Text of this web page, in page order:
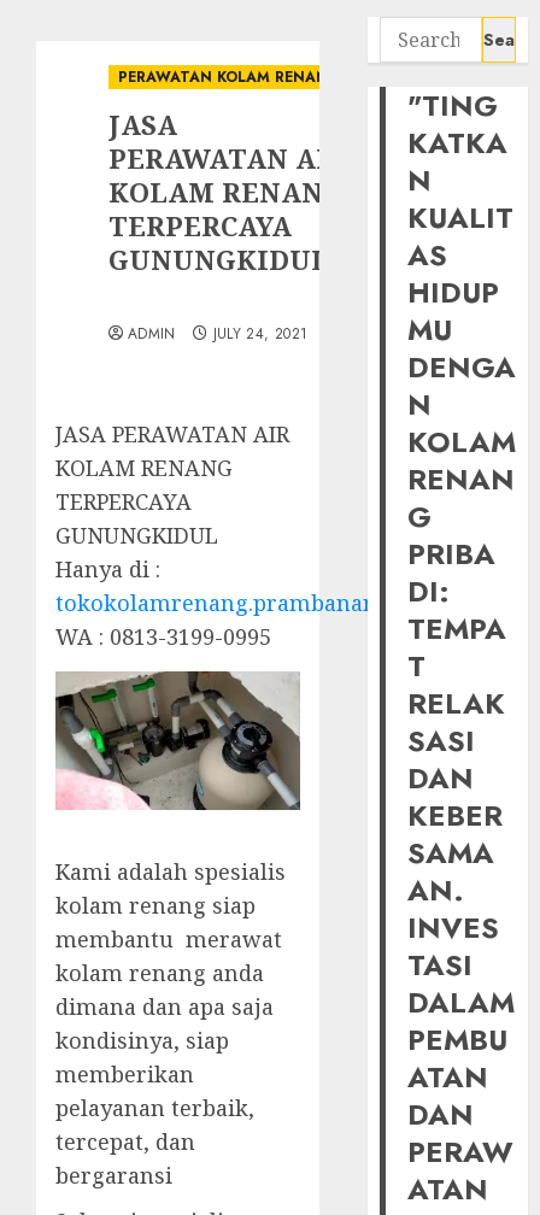
PERAWATAN KOLAM RENANG
JASA
PERAWATAN AIR
KOLAM RENANG
TERPERCAYA
GUNUNGKIDUL
ADMIN JULY 24, 2021
JASA PERAWATAN AIR
KOLAM RENANG
TERPERCAYA
GUNUNGKIDUL
Hanya di :
tokokolamrenang.prambananfamily.com
WA : 0813-3199-0995
Kami adalah spesialis
kolam renang siap
membantu merawat
kolam renang anda
dimana dan apa saja
kondisinya, siap
memberikan
pelayanan terbaik,
tercepat, dan
bergaransi
Search
for:
"TING
KATKA
N
KUALIT
AS
HIDUP
MU
DENGA
N
KOLAM
RENAN
G
PRIBA
DI:
TEMPA
T
RELAK
SASI
DAN
KEBER
SAMA
AN.
INVES
TASI
DALAM
PEMBU
ATAN
DAN
PERAW
ATAN